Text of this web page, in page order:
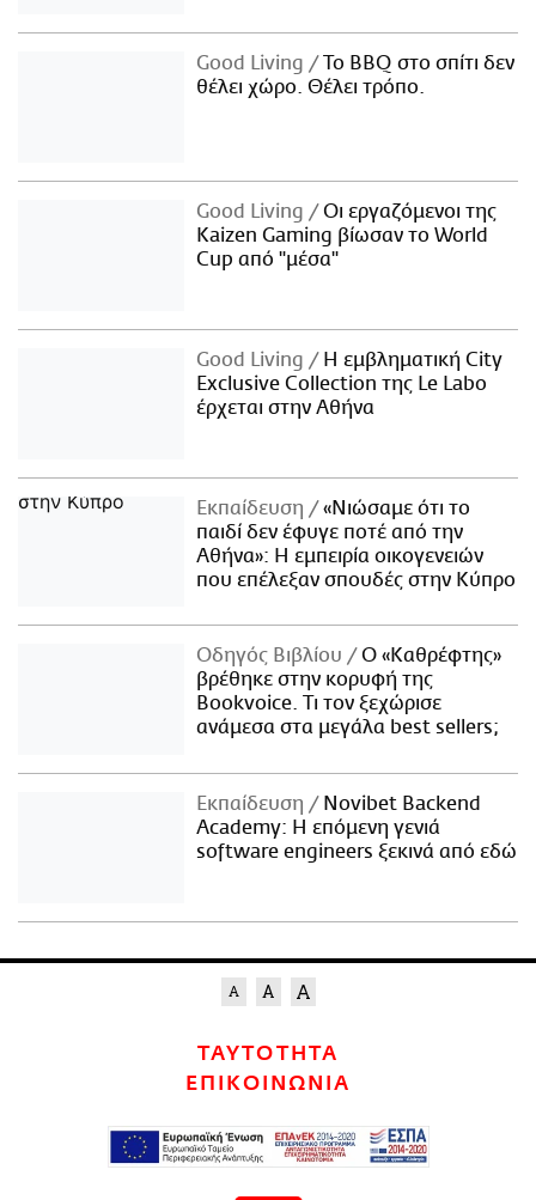
Good Living
Το BBQ στο σπίτι δεν
θέλει χώρο. Θέλει τρόπο.
Good Living
Οι εργαζόμενοι της
Kaizen Gaming βίωσαν το World
Cup από "μέσα"
Good Living
Η εμβληματική City
Exclusive Collection της Le Labo
έρχεται στην Αθήνα
Εκπαίδευση
«Νιώσαμε ότι το
παιδί δεν έφυγε ποτέ από την
Αθήνα»: Η εμπειρία οικογενειών
που επέλεξαν σπουδές στην Κύπρο
Οδηγός Βιβλίου
Ο «Καθρέφτης»
βρέθηκε στην κορυφή της
Bookvoice. Τι τον ξεχώρισε
ανάμεσα στα μεγάλα best sellers;
Εκπαίδευση
Novibet Backend
Academy: Η επόμενη γενιά
software engineers ξεκινά από εδώ
ΤΑΥΤΟΤΗΤΑ
ΕΠΙΚΟΙΝΩΝΙΑ